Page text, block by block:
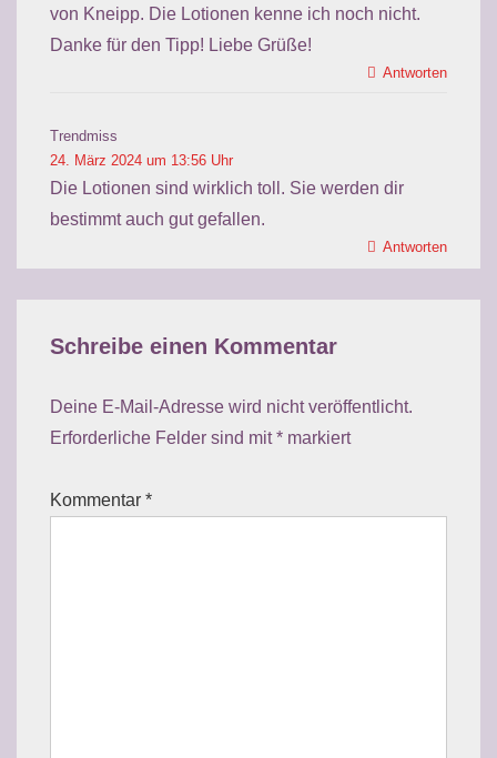
von Kneipp. Die Lotionen kenne ich noch nicht.
Danke für den Tipp! Liebe Grüße!
Antworten
Trendmiss
24. März 2024 um 13:56 Uhr
Die Lotionen sind wirklich toll. Sie werden dir
bestimmt auch gut gefallen.
Antworten
Schreibe einen Kommentar
Deine E-Mail-Adresse wird nicht veröffentlicht.
Erforderliche Felder sind mit* markiert
Kommentar *